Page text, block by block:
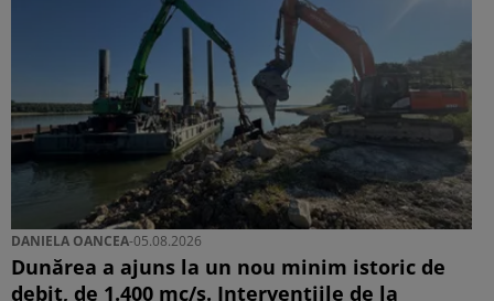
DANIELA OANCEA-05.08.2026
Dunărea a ajuns la un nou minim istoric de
debit, de 1.400 mc/s. Intervențiile de la